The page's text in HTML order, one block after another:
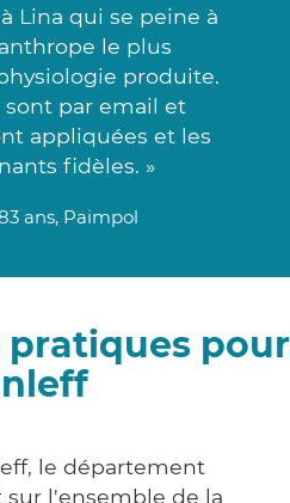
Lina qui se peine à
le plus
produite.
sont par email et
appliquées et les
fidèles. »
ans, Paimpol
pour
le département
sur l'ensemble de la